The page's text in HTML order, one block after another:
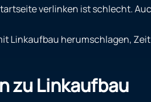
verlinken ist schlecht.
Linkaufbau herumschlagen,
zu Linkaufbau